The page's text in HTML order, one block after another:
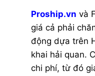
Proship.vn và
giá cả phải
động dựa trên
khai hải quan.
chi phí, từ đó